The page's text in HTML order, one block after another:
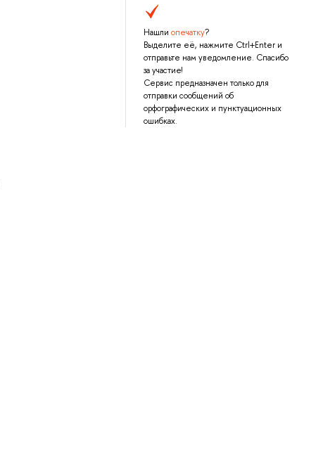
Нашли опечатку?
Выделите её, нажмите Ctrl+Enter и
отправьте нам уведомление. Спасибо
за участие!
Сервис предназначен только для
отправки сообщений об
орфографических и пунктуационных
ошибках.